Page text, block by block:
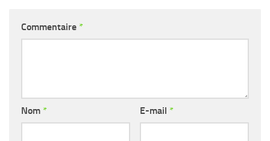
Commentaire *
Nom * E-mail *